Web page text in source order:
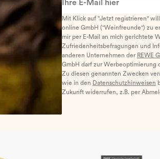
Mit Klick auf "Jetzt registrieren"
online GmbH ("Weinfreunde") zu
mir per E-Mail an mich gerichtete
Zufriedenheitsbefragungen und
anderen Unternehmen der REWE
GmbH darf zur Werbeoptimierung
Zu diesen genannten Zwecken
wie in den Datenschutzhinweisen
Zukunft widerrufen, z.B. per